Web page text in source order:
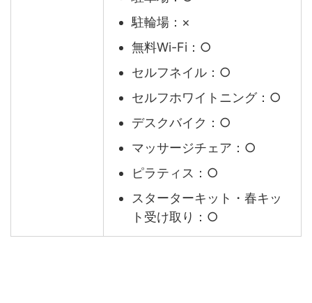
駐輪場：×
無料Wi-Fi：○
セルフネイル：○
セルフホワイトニング：○
デスクバイク：○
マッサージチェア：○
ピラティス：○
スターターキット・春キッ
ト受け取り：○